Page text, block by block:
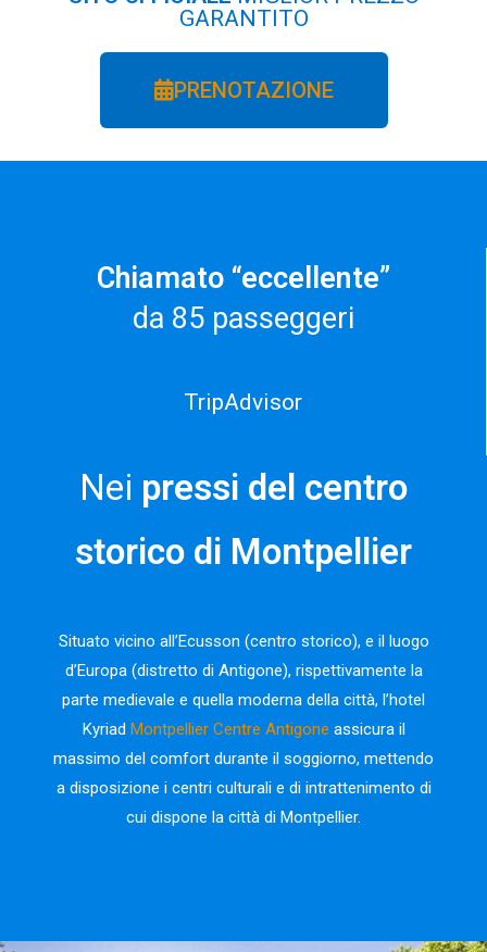
GARANTITO
PRENOTAZIONE
Chiamato “eccellente”
da 85 passeggeri
TripAdvisor
Nei pressi del centro
storico di Montpellier
Situato vicino all’Ecusson (centro storico), e il luogo
d’Europa (distretto di Antigone), rispettivamente la
parte medievale e quella moderna della città, l’hotel
Kyriad Montpellier Centre Antigone assicura il
massimo del comfort durante il soggiorno, mettendo
a disposizione i centri culturali e di intrattenimento di
cui dispone la città di Montpellier.